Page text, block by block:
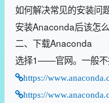
如何解决常见的安装问
安装Anaconda后该怎
二、下载Anaconda
选择1——官网。一般不
https://
https://